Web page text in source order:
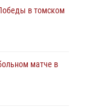
в томском
матче в